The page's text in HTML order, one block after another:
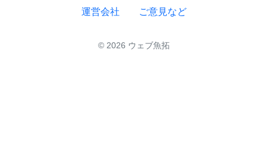
運営会社 ご意見など
© 2026 ウェブ魚拓